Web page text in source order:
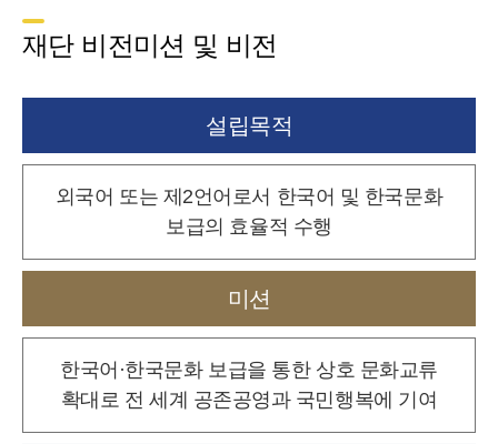
재단 비전미션 및 비전
설립목적
외국어 또는 제2언어로서 한국어 및 한국문화
보급의 효율적 수행
미션
한국어·한국문화 보급을 통한 상호 문화교류
확대로 전 세계 공존공영과 국민행복에 기여